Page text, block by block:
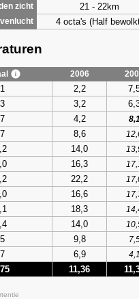
zicht 21 - 22km
4 octa's (Half
2006
2,2
3,2
4,2
8,6
14,0
16,3
22,2
16,6
18,3
14,0
9,8
6,9
11,36